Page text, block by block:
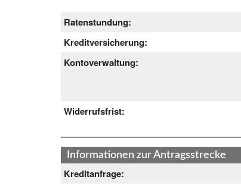
Ratenstundung:
Kreditversicherung:
Kontoverwaltung:
Widerrufsfrist:
Informationen zur Antragsstrecke
Kreditanfrage: